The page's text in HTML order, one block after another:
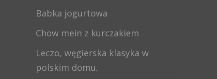
Babka jogurtowa
Chow mein z kurczakiem
Leczo, węgierska klasyka w
polskim domu.